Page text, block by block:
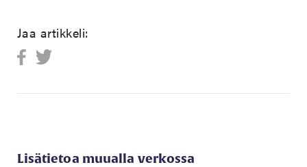
Jaa artikkeli:
Lisätietoa muualla verkossa